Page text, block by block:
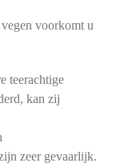
voorkomt u
teerachtige
kan zij
zeer gevaarlijk.